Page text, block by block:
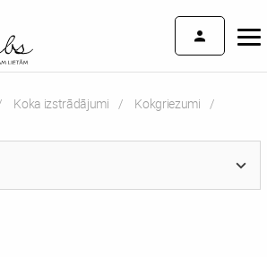
Koka izstrādājumi
Kokgriezumi